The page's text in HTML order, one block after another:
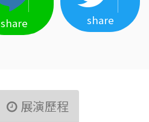
share share
展演歷程